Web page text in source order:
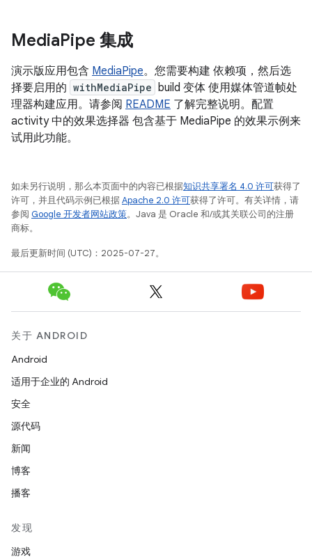
MediaPipe 集成
演示版应用包含 MediaPipe。您需要构建 依赖项，然后选
择要启用的 withMediaPipe build 变体 使用媒体管道帧处
理器构建应用。请参阅 README 了解完整说明。配置
activity 中的效果选择器 包含基于 MediaPipe 的效果示例来
试用此功能。
如未另行说明，那么本页面中的内容已根据知识共享署名 4.0 许可获得了
许可，并且代码示例已根据Apache 2.0 许可获得了许可。有关详情，请
参阅 Google 开发者网站政策。Java 是 Oracle 和/或其关联公司的注册
商标。
最后更新时间 (UTC)：2025-07-27。
关于 ANDROID
Android
适用于企业的 Android
安全
源代码
新闻
博客
播客
发现
游戏